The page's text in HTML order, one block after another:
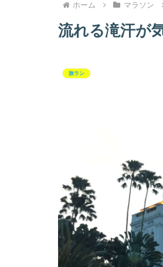
ホーム マラソン
流れる滝汗が
旅ラン